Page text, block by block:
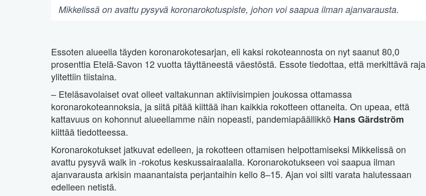
Mikkelissä on avattu pysyvä koronarokotuspiste, johon voi saapua ilman ajanvarausta.
Essoten alueella täyden koronarokotesarjan, eli kaksi rokoteannosta on nyt saanut 80,0
prosenttia Etelä-Savon 12 vuotta täyttäneestä väestöstä. Essote tiedottaa, että merkittävä raja
ylitettiin tiistaina.
– Eteläsavolaiset ovat olleet valtakunnan aktiivisimpien joukossa ottamassa
koronarokoteannoksia, ja siitä pitää kiittää ihan kaikkia rokotteen ottaneita. On upeaa, että
kattavuus on kohonnut alueellamme näin nopeasti, pandemiapäällikkö Hans Gärdström
kiittää tiedotteessa.
Koronarokotukset jatkuvat edelleen, ja rokotteen ottamisen helpottamiseksi Mikkelissä on
avattu pysyvä walk in -rokotus keskussairaalalla. Koronarokotukseen voi saapua ilman
ajanvarausta arkisin maanantaista perjantaihin kello 8–15. Ajan voi silti varata halutessaan
edelleen netistä.